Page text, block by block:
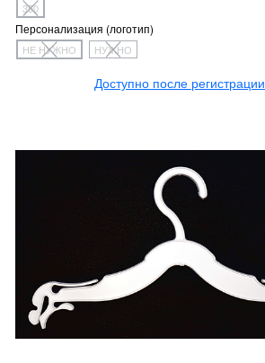
350
Персонализация (логотип)
НЕ НУЖНО НУЖНО
Доступно после регистрации